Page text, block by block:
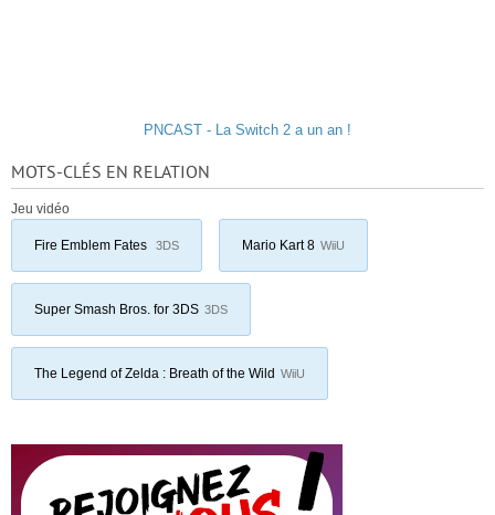
PNCAST - La Switch 2 a un an !
MOTS-CLÉS EN RELATION
Jeu vidéo
Fire Emblem Fates 3DS Mario Kart 8 WiiU
Super Smash Bros. for 3DS 3DS
The Legend of Zelda : Breath of the Wild WiiU